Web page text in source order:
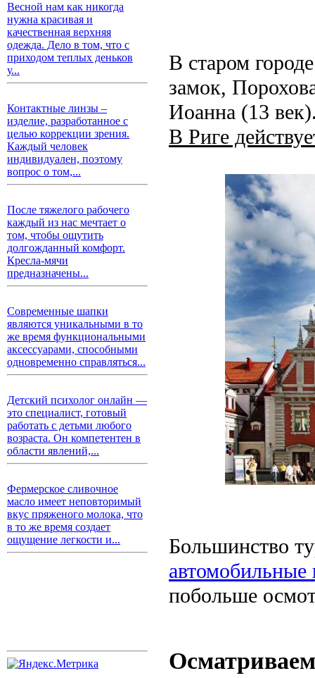
Весной нам как никогда
нужна красивая и
качественная верхняя
одежда. Дело в том, что с
приходом теплых деньков
у...
Контактные линзы –
изделие, разработанное с
целью коррекции зрения.
Каждый человек
индивидуален, поэтому
вопрос о том,...
После тяжелого рабочего
каждый из нас мечтает о
том, чтобы ощутить
долгожданный комфорт.
Кресла-мячи
предназначены...
Современные шапки
являются уникальными в то
же время функциональными
аксессуарами, способными
одновременно справляться...
Детский психолог онлайн —
это специалист, готовый
работать с детьми любого
возраста. Он компетентен в
области явлений,...
Фермерское сливочное
масло имеет неповторимый
вкус пряженого молока, что
в то же время создает
ощущение легкости и...
В старом
замок,
Иоанна (13
В Риге
Большинство
автомобильные
побольше